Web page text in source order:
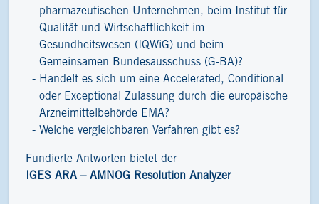
pharmazeutischen Unternehmen, beim Institut für
Qualität und Wirtschaftlichkeit im
Gesundheitswesen (IQWiG) und beim
Gemeinsamen Bundesausschuss (G-BA)?
Handelt es sich um eine Accelerated, Conditional
oder Exceptional Zulassung durch die europäische
Arzneimittelbehörde EMA?
Welche vergleichbaren Verfahren gibt es?
Fundierte Antworten bietet der
IGES ARA – AMNOG Resolution Analyzer